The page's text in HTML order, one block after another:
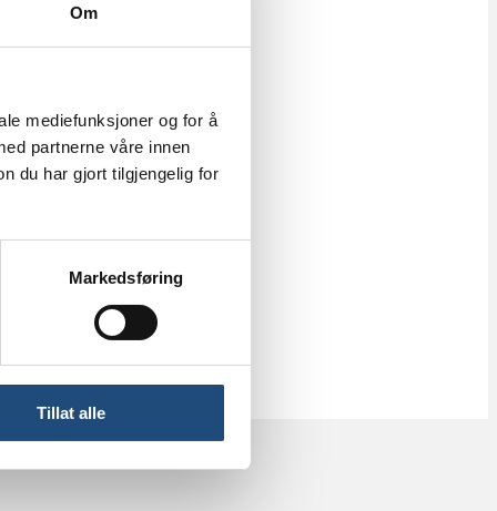
Om
mediefunksjoner og for å
partnerne våre innen
du har gjort tilgjengelig for
Markedsføring
Tillat alle